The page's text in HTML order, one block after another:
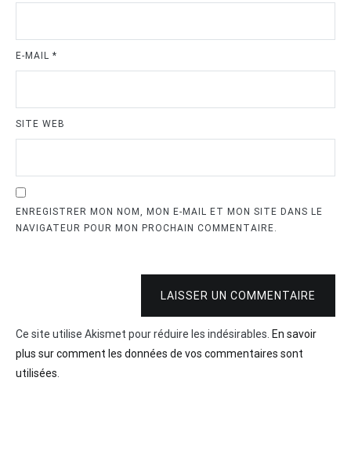
E-MAIL *
SITE WEB
ENREGISTRER MON NOM, MON E-MAIL ET MON SITE DANS LE
NAVIGATEUR POUR MON PROCHAIN COMMENTAIRE.
LAISSER UN COMMENTAIRE
Ce site utilise Akismet pour réduire les indésirables. En savoir
plus sur comment les données de vos commentaires sont
utilisées